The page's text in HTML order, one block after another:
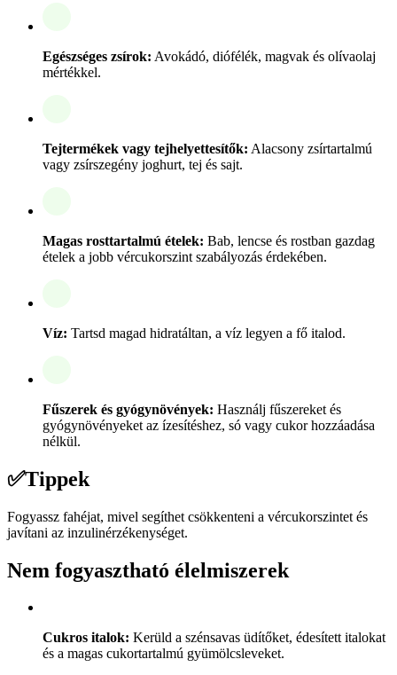
Egészséges zsírok: Avokádó, diófélék, magvak és olívaolaj
mértékkel.
Tejtermékek vagy tejhelyettesítők: Alacsony zsírtartalmú
vagy zsírszegény joghurt, tej és sajt.
Magas rosttartalmú ételek: Bab, lencse és rostban gazdag
ételek a jobb vércukorszint szabályozás érdekében.
Víz: Tartsd magad hidratáltan, a víz legyen a fő italod.
Fűszerek és gyógynövények: Használj fűszereket és
gyógynövényeket az ízesítéshez, só vagy cukor hozzáadása
nélkül.
✅Tippek
Fogyassz fahéjat, mivel segíthet csökkenteni a vércukorszintet és
javítani az inzulinérzékenységet.
Nem fogyasztható élelmiszerek
Cukros italok: Kerüld a szénsavas üdítőket, édesített italokat
és a magas cukortartalmú gyümölcsleveket.